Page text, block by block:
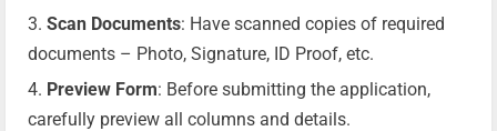
Scan Documents: Have scanned copies of required
documents – Photo, Signature, ID Proof, etc.
Preview Form: Before submitting the application,
carefully preview all columns and details.